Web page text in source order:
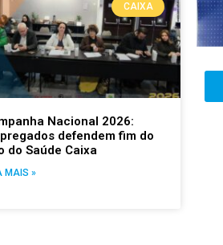
CAIXA
Nacional 2026:
defendem fim do
do Saúde Caixa
MAIS »